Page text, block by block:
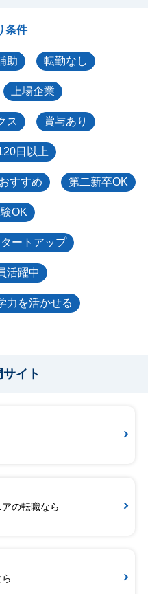
条件
助 転勤なし
上場企業
ス 賞与あり
日以上
すすめ 第二新卒OK
OK
ートアップ
活躍中
力を活かせる
イト
の転職なら